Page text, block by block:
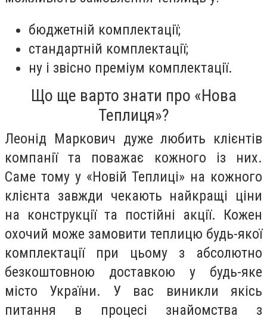
бюджетній комплектації;
стандартній комплектації;
ну і звісно преміум комплектації.
Що ще варто знати про «Нова
Теплиця»?
Леонід Маркович дуже любить клієнтів
компанії та поважає кожного із них.
Саме тому у «Новій Теплиці» на кожного
клієнта завжди чекають найкращі ціни
на конструкції та постійні акції. Кожен
охочий може замовити теплицю будь-якої
комплектації при цьому з абсолютно
безкоштовною доставкою у будь-яке
місто України. У вас виникли якісь
питання в процесі знайомства з